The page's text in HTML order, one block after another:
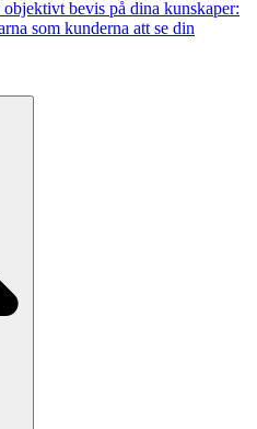
bevis på dina kunskaper:
som kunderna att se din